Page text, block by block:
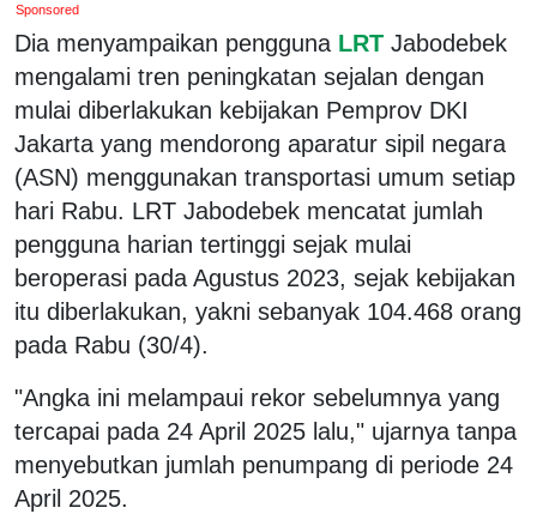
Sponsored
Dia menyampaikan pengguna LRT Jabodebek
mengalami tren peningkatan sejalan dengan
mulai diberlakukan kebijakan Pemprov DKI
Jakarta yang mendorong aparatur sipil negara
(ASN) menggunakan transportasi umum setiap
hari Rabu. LRT Jabodebek mencatat jumlah
pengguna harian tertinggi sejak mulai
beroperasi pada Agustus 2023, sejak kebijakan
itu diberlakukan, yakni sebanyak 104.468 orang
pada Rabu (30/4).
"Angka ini melampaui rekor sebelumnya yang
tercapai pada 24 April 2025 lalu," ujarnya tanpa
menyebutkan jumlah penumpang di periode 24
April 2025.